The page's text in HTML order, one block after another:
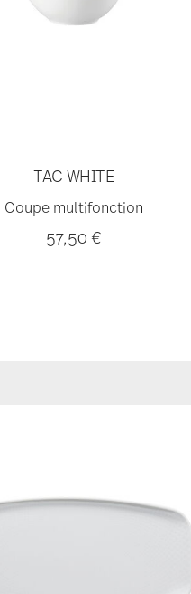
TAC WHITE
Coupe multifonction
57,50 €